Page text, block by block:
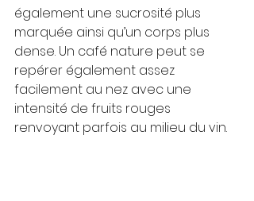
également une sucrosité plus
marquée ainsi qu’un corps plus
dense. Un café nature peut se
repérer également assez
facilement au nez avec une
intensité de fruits rouges
renvoyant parfois au milieu du vin.